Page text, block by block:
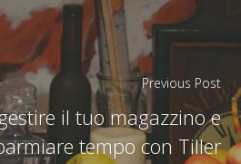
Previous Post
il tuo magazzino e
tempo con Tiller